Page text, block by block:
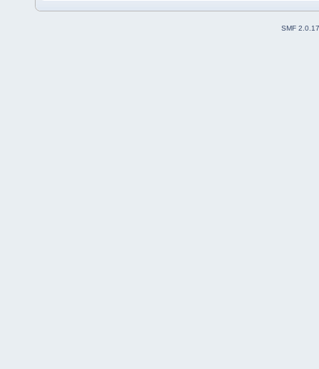
SMF 2.0.17